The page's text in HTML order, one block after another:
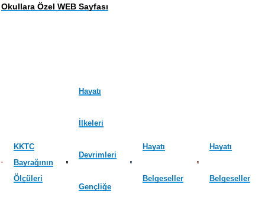
Okullara Özel WEB Sayfası
KKTC
Bayrağının
Ölçüleri
Hayatı
İlkeleri
Devrimleri
Gençliğe
Hayatı
Belgeseller
Hayatı
Belgeseller